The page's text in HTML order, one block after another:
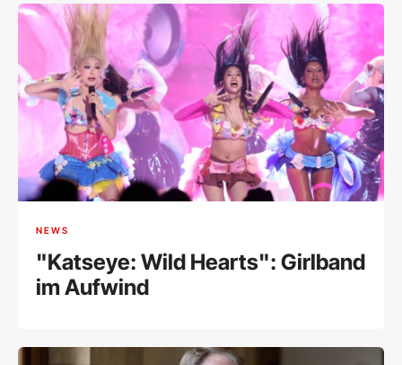
NEWS
"Katseye: Wild Hearts": Girlband
im Aufwind